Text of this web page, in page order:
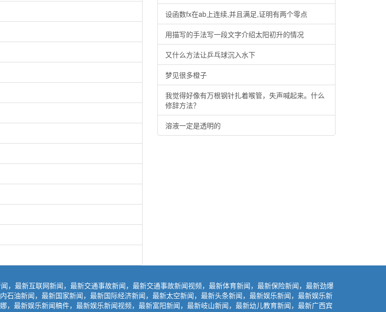
设函数fx在ab上连续,并且满足,证明有两个零点
用描写的手法写一段文字介绍太阳初升的情况
又什么方法让乒乓球沉入水下
梦见很多橙子
我觉得好像有万根钢针扎着喉管，失声喊起来。什么
修辞方法？
溶液一定是透明的
，最新互联网新闻，最新交通事故新闻，最新交通事故新闻视频，最新体育新闻，最新保险新闻，最新劲爆
油新闻，最新国家新闻，最新国际经济新闻，最新太空新闻，最新头条新闻，最新娱乐新闻，最新娱乐新
最新娱乐新闻稿件，最新娱乐新闻视频，最新富阳新闻，最新岐山新闻，最新幼儿教育新闻，最新广西宾